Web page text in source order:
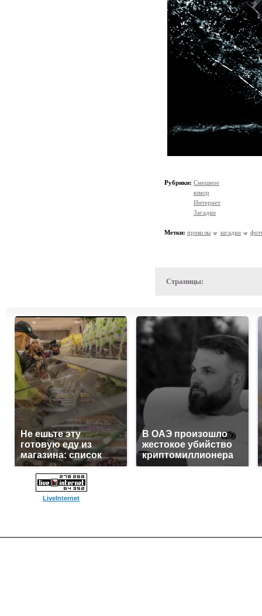
Рубрики: Смешное
юмор
Интернет
Загадки
Метки: приколы загадки
Страницы:
Не ешьте эту
готовую еду из
магазина: список
В ОАЭ произошло
жестокое убийство
криптомиллионера
LiveInternet